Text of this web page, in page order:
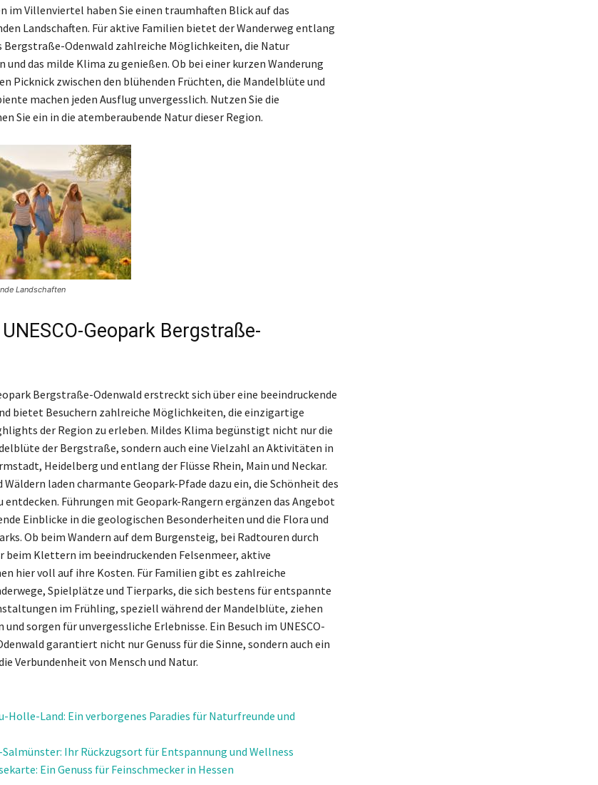
im Villenviertel haben Sie einen traumhaften Blick auf das
Landschaften. Für aktive Familien bietet der Wanderweg entlang
Bergstraße-Odenwald zahlreiche Möglichkeiten, die Natur
und das milde Klima zu genießen. Ob bei einer kurzen Wanderung
Picknick zwischen den blühenden Früchten, die Mandelblüte und
machen jeden Ausflug unvergesslich. Nutzen Sie die
Sie ein in die atemberaubende Natur dieser Region.
Landschaften
Geopark Bergstraße-
Bergstraße-Odenwald erstreckt sich über eine beeindruckende
bietet Besuchern zahlreiche Möglichkeiten, die einzigartige
der Region zu erleben. Mildes Klima begünstigt nicht nur die
der Bergstraße, sondern auch eine Vielzahl an Aktivitäten in
Heidelberg und entlang der Flüsse Rhein, Main und Neckar.
Wäldern laden charmante Geopark-Pfade dazu ein, die Schönheit des
entdecken. Führungen mit Geopark-Rangern ergänzen das Angebot
Einblicke in die geologischen Besonderheiten und die Flora und
Ob beim Wandern auf dem Burgensteig, bei Radtouren durch
beim Klettern im beeindruckenden Felsenmeer, aktive
hier voll auf ihre Kosten. Für Familien gibt es zahlreiche
Spielplätze und Tierparks, die sich bestens für entspannte
im Frühling, speziell während der Mandelblüte, ziehen
und sorgen für unvergessliche Erlebnisse. Ein Besuch im UNESCO-
garantiert nicht nur Genuss für die Sinne, sondern auch ein
Verbundenheit von Mensch und Natur.
Holle-Land: Ein verborgenes Paradies für Naturfreunde und
Salmünster: Ihr Rückzugsort für Entspannung und Wellness
Ein Genuss für Feinschmecker in Hessen